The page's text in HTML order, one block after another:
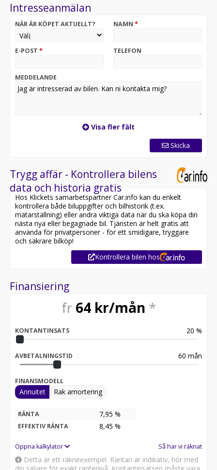
Q53 - Släpvagnskoppling, kula, lågt monterad
SA8 - Säteskomfortpaket
T19 - Skjutdörr vänster sida
VA2 - Inklädnad lastutrymme i trä upp till taket
C1P - Bortfall lackerade stötfångare
Intresseanmälan
NÄR ÄR KÖPET AKTUELLT? NAMN *
E-POST * TELEFON
MEDDELANDE
Visa fler fält
Skicka
Trygg affär - Kontrollera bilens
data och historia gratis
Hos Klickets samarbetspartner Car.info kan du enkelt
kontrollera både biluppgifter och bilhistorik (t.ex.
mätarställning) eller andra viktiga data när du ska köpa din
nästa nya eller begagnade bil. Tjänsten är helt gratis att
använda för privatpersoner - för ett smidigare, tryggare
och säkrare bilköp!
Kontrollera bilen hos
Finansiering
fr 64kr/mån *
KONTANTINSATS 20 %
AVBETALNINGSTID 60 mån
FINANSMODELL
Annuitet Rak amortering
RÄNTA 7,95 %
EFFEKTIV RÄNTA 8,45 %
Öppna kalkylator Så har vi räknat
Detta är ett räkneexempel. Räntan är indikativ, hör med
din säljare för exakt räntenivå. Kontantinsatsen måste vara